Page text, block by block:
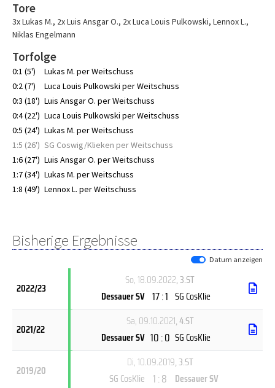
Tore
3x Lukas M., 2x Luis Ansgar O., 2x Luca Louis Pulkowski, Lennox L.,
Niklas Engelmann
Torfolge
0:1 (5')
Lukas M. per Weitschuss
0:2 (7')
Luca Louis Pulkowski per Weitschuss
0:3 (18') Luis Ansgar O. per Weitschuss
0:4 (22') Luca Louis Pulkowski per Weitschuss
0:5 (24') Lukas M. per Weitschuss
1:5 (26') SG Coswig/Klieken per Weitschuss
1:6 (27') Luis Ansgar O. per Weitschuss
1:7 (34') Lukas M. per Weitschuss
1:8 (49') Lennox L. per Weitschuss
Bisherige Ergebnisse
Datum anzeigen
2022/23
So, 18.09.2022, 3.ST
Dessauer SV 17 : 1 SG CosKlie
2021/22
Sa, 09.10.2021, 4.ST
Dessauer SV 10 : 0 SG CosKlie
2019/20
Di, 10.09.2019, 3.ST
SG CosKlie 1 : 8 Dessauer SV